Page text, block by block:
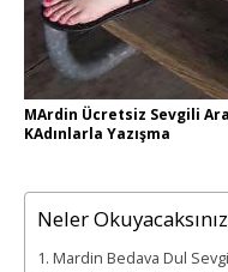
MArdin Ücretsiz Sevgili
KAdınlarla Yazışma
Neler
Mardin Bedava Dul